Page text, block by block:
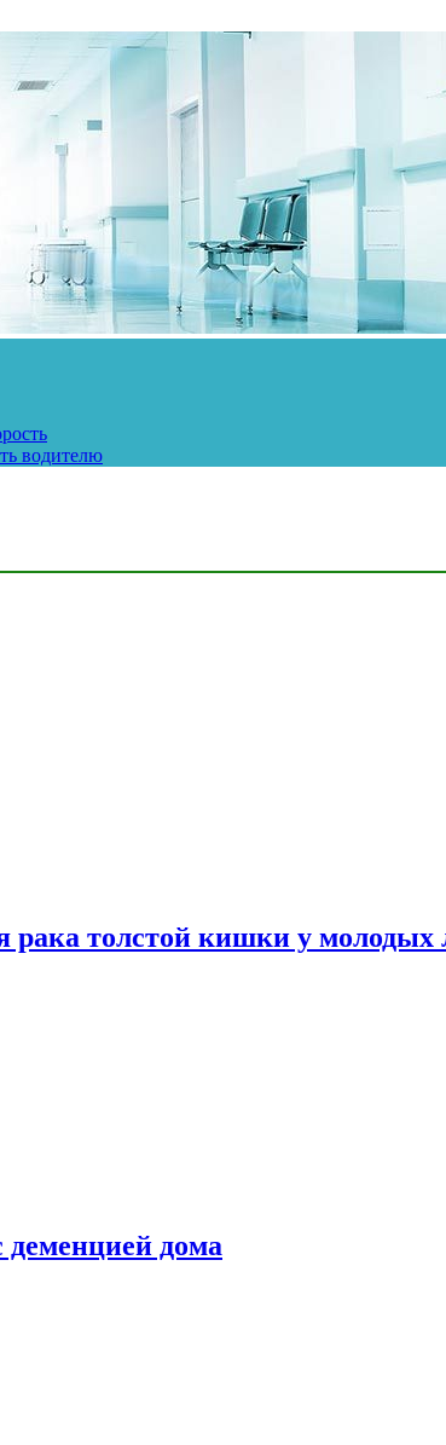
водителю
рака толстой кишки у молодых
деменцией дома